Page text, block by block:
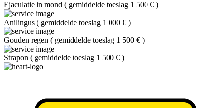
Ejaculatie in mond ( gemiddelde toeslag 1 500 € )
Anilingus ( gemiddelde toeslag 1 000 € )
Gouden regen ( gemiddelde toeslag 1 500 € )
Strapon ( gemiddelde toeslag 1 500 € )